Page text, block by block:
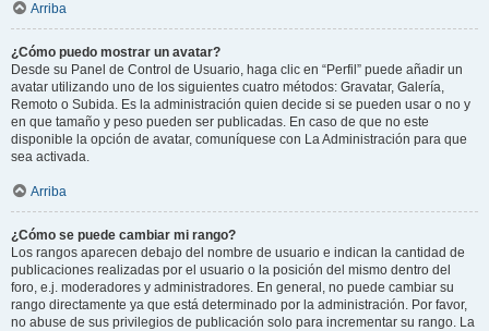
Arriba
¿Cómo puedo mostrar un avatar?
Desde su Panel de Control de Usuario, haga clic en “Perfil” puede añadir un
avatar utilizando uno de los siguientes cuatro métodos: Gravatar, Galería,
Remoto o Subida. Es la administración quien decide si se pueden usar o no y
en que tamaño y peso pueden ser publicadas. En caso de que no este
disponible la opción de avatar, comuníquese con La Administración para que
sea activada.
Arriba
¿Cómo se puede cambiar mi rango?
Los rangos aparecen debajo del nombre de usuario e indican la cantidad de
publicaciones realizadas por el usuario o la posición del mismo dentro del
foro, e.j. moderadores y administradores. En general, no puede cambiar su
rango directamente ya que está determinado por la administración. Por favor,
no abuse de sus privilegios de publicación solo para incrementar su rango. La